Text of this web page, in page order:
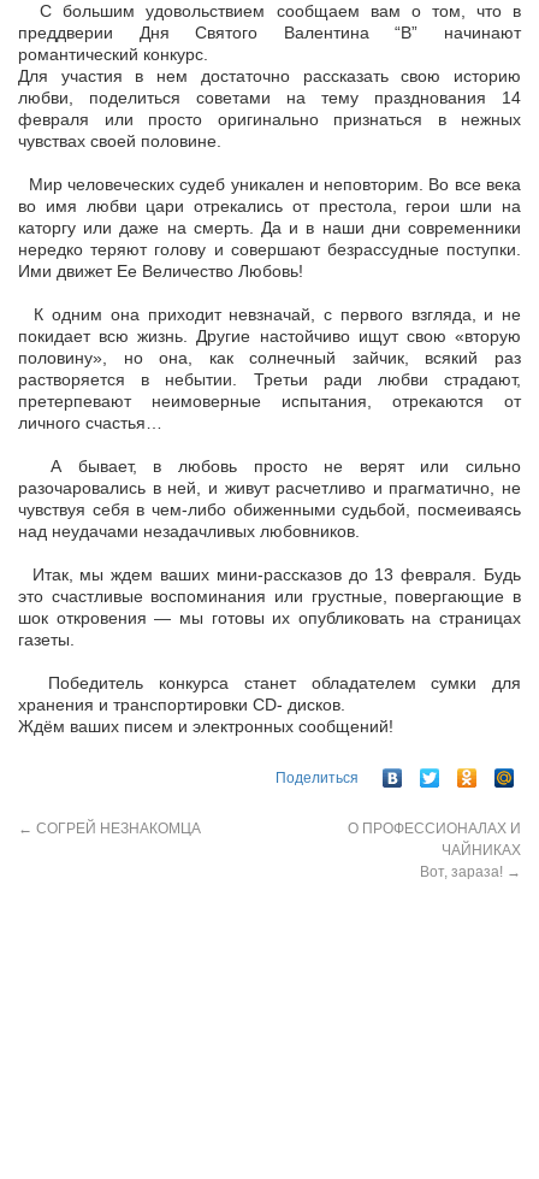
С большим удовольствием сообщаем вам о том, что в
преддверии Дня Святого Валентина “В” начинают
романтический конкурс.
Для участия в нем достаточно рассказать свою историю
любви, поделиться советами на тему празднования 14
февраля или просто оригинально признаться в нежных
чувствах своей половине.
Мир человеческих судеб уникален и неповторим. Во все века
во имя любви цари отрекались от престола, герои шли на
каторгу или даже на смерть. Да и в наши дни современники
нередко теряют голову и совершают безрассудные поступки.
Ими движет Ее Величество Любовь!
К одним она приходит невзначай, с первого взгляда, и не
покидает всю жизнь. Другие настойчиво ищут свою «вторую
половину», но она, как солнечный зайчик, всякий раз
растворяется в небытии. Третьи ради любви страдают,
претерпевают неимоверные испытания, отрекаются от
личного счастья…
А бывает, в любовь просто не верят или сильно
разочаровались в ней, и живут расчетливо и прагматично, не
чувствуя себя в чем-либо обиженными судьбой, посмеиваясь
над неудачами незадачливых любовников.
Итак, мы ждем ваших мини-рассказов до 13 февраля. Будь
это счастливые воспоминания или грустные, повергающие в
шок откровения — мы готовы их опубликовать на страницах
газеты.
Победитель конкурса станет обладателем сумки для
хранения и транспортировки СD- дисков.
Ждём ваших писем и электронных сообщений!
Поделиться
← СОГРЕЙ НЕЗНАКОМЦА
О ПРОФЕССИОНАЛАХ И
ЧАЙНИКАХ
Вот, зараза! →